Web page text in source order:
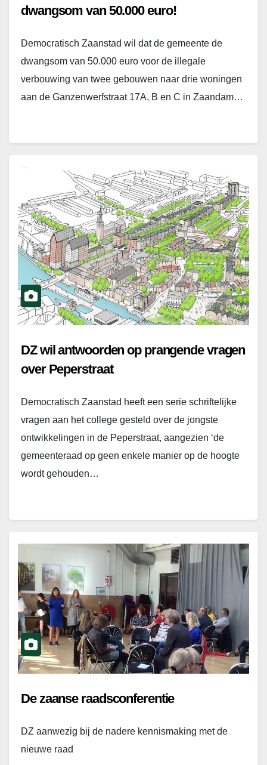
dwangsom van 50.000 euro!
Democratisch Zaanstad wil dat de gemeente de
dwangsom van 50.000 euro voor de illegale
verbouwing van twee gebouwen naar drie woningen
aan de Ganzenwerfstraat 17A, B en C in Zaandam…
DZ wil antwoorden op prangende vragen
over Peperstraat
Democratisch Zaanstad heeft een serie schriftelijke
vragen aan het college gesteld over de jongste
ontwikkelingen in de Peperstraat, aangezien ‘de
gemeenteraad op geen enkele manier op de hoogte
wordt gehouden…
De zaanse raadsconferentie
DZ aanwezig bij de nadere kennismaking met de
nieuwe raad